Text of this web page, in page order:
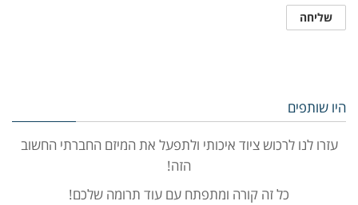
היו שותפים
עזרו לנו לרכוש ציוד איכותי ולתפעל את המיזם החברתי החשוב
הזה!
כל זה קורה ומתפתח עם עוד תרומה שלכם!